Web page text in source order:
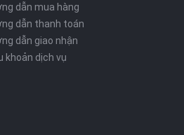
dẫn mua hàng
dẫn thanh toán
dẫn giao nhận
khoản dịch vụ